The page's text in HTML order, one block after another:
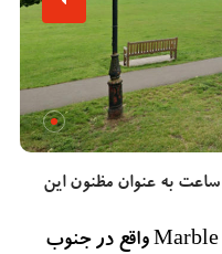
ساعت به عنوان مظنون این
به یک خانم میانسال در پارک Marble Hill واقع در جنوب